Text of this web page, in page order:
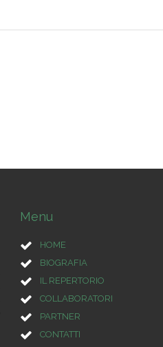
Menu
HOME
BIOGRAFIA
IL REPERTORIO
COLLABORATORI
PARTNER
CONTATTI